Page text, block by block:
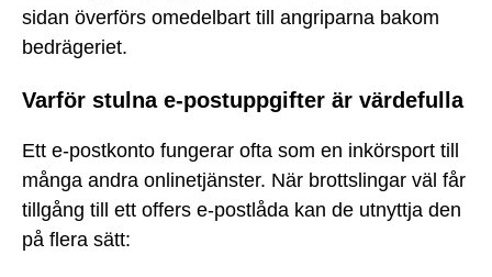
sidan överförs omedelbart till angriparna bakom
bedrägeriet.
Varför stulna e-postuppgifter är värdefulla
Ett e-postkonto fungerar ofta som en inkörsport till
många andra onlinetjänster. När brottslingar väl får
tillgång till ett offers e-postlåda kan de utnyttja den
på flera sätt: